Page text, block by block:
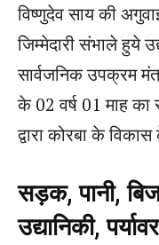
विष्णुदेव साय की
जिम्मेदारी संभाले हुये
सार्वजनिक उपक्रम
के 02 वर्ष 01 माह
द्वारा कोरबा के
सड़क, पानी,
उद्यानिकी,